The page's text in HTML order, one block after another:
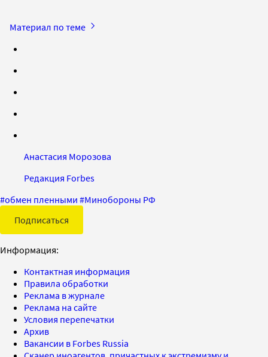
Материал по теме
Анастасия Морозова
Редакция Forbes
#обмен пленными #Минобороны РФ
Подписаться
Информация:
Контактная информация
Правила обработки
Реклама в журнале
Реклама на сайте
Условия перепечатки
Архив
Вакансии в Forbes Russia